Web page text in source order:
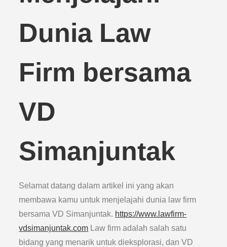
Dunia Law
Firm bersama
VD
Simanjuntak
Selamat datang dalam artikel ini yang akan
membawa kamu untuk menjelajahi dunia law firm
bersama VD Simanjuntak. https://www.lawfirm-
vdsimanjuntak.com Law firm adalah salah satu
bidang yang menarik untuk dieksplorasi, dan VD